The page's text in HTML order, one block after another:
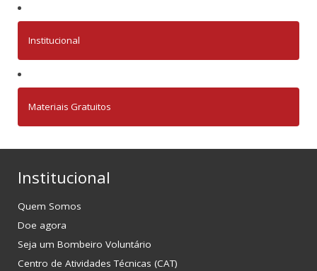
Institucional
Materiais Gratuitos
Institucional
Quem Somos
Doe agora
Seja um Bombeiro Voluntário
Centro de Atividades Técnicas (CAT)